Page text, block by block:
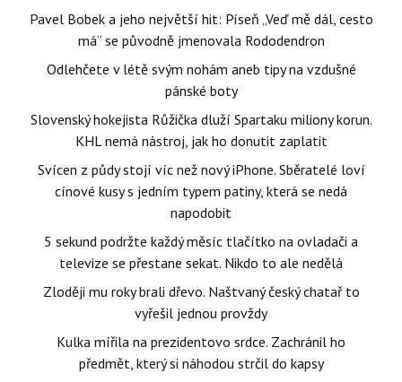
Pavel Bobek a jeho největší hit: Píseň „Veď mě dál, cesto
má“ se původně jmenovala Rododendron
Odlehčete v létě svým nohám aneb tipy na vzdušné
pánské boty
Slovenský hokejista Růžička dluží Spartaku miliony korun.
KHL nemá nástroj, jak ho donutit zaplatit
Svícen z půdy stojí víc než nový iPhone. Sběratelé loví
cínové kusy s jedním typem patiny, která se nedá
napodobit
5 sekund podržte každý měsíc tlačítko na ovladači a
televize se přestane sekat. Nikdo to ale nedělá
Zloději mu roky brali dřevo. Naštvaný český chatař to
vyřešil jednou provždy
Kulka mířila na prezidentovo srdce. Zachránil ho
předmět, který si náhodou strčil do kapsy